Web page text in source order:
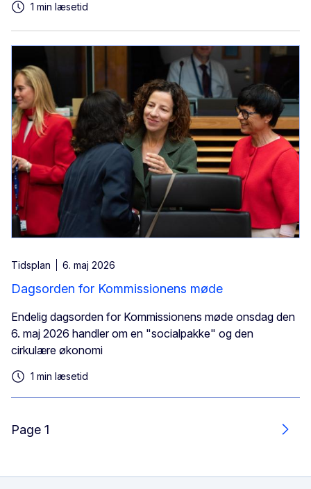
1 min læsetid
Tidsplan 6. maj 2026
Dagsorden for Kommissionens møde
Endelig dagsorden for Kommissionens møde onsdag den
6. maj 2026 handler om en "socialpakke" og den
cirkulære økonomi
1 min læsetid
Page 1